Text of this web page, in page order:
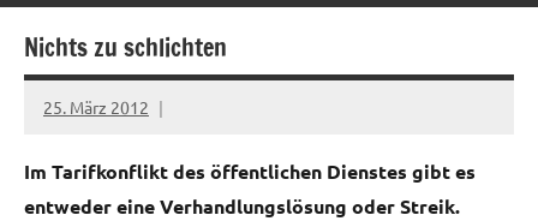
Nichts zu schlichten
25. März 2012
Ilja
Im Tarifkonflikt des öffentlichen Dienstes gibt es
entweder eine Verhandlungslösung oder Streik.